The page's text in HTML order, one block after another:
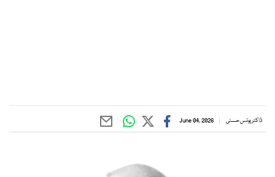
ڈاکٹر یونس حسنی June 04, 2026